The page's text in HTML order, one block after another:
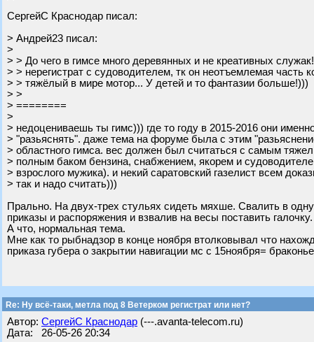
СергейС Краснодар писал:
> Андрей23 писал:
>
> > До чего в гимсе много деревянных и не креативных
> > нерегистрат с судоводителем, тк он неотъемлемая часть
> > тяжёлый в мире мотор... У детей и то фантазии больше!)))
> >
> ========
>
> недоцениваешь ты гимс))) где то году в 2015-2016 они
> "разьяснять". даже тема на форуме была с этим
> областного гимса. вес должен был считаться с самым
> полным баком бензина, снабжением, якорем и
> взрослого мужика). и некий саратовский газелист всем
> так и надо считать)))
Прально. На двух-трех стульях сидеть мяхше. Свалить в
приказы и распоряжения и взвалив на весы поставить галочку.
А что, нормальная тема.
Мне как то рыбнадзор в конце ноября втолковывал что
приказа губера о закрытии навигации мс с 15ноября=
Re: Ну всё-таки, метла под 8 Ветерком регистрат или нет?
Автор: СергейС Краснодар (---.avanta-telecom.ru)
Дата: 26-05-26 20:34